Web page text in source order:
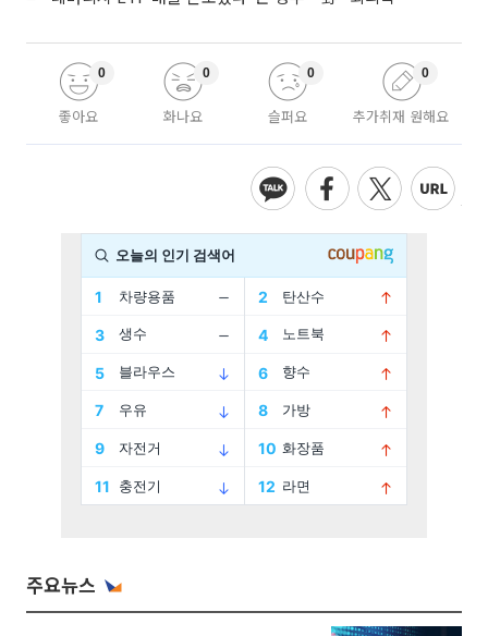
좋아요
0
화나요
0
슬퍼요
0
추가취재 원해요
0
주요뉴스